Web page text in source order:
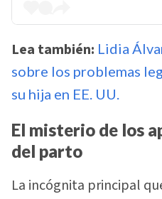
Lea también: Lidia
sobre los problemas
su hija en EE. UU.
El misterio de los
del parto
La incógnita principal